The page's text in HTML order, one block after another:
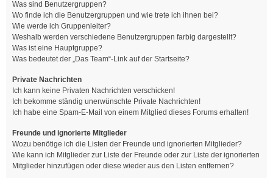
Was sind Benutzergruppen?
Wo finde ich die Benutzergruppen und wie trete ich ihnen bei?
Wie werde ich Gruppenleiter?
Weshalb werden verschiedene Benutzergruppen farbig dargestellt?
Was ist eine Hauptgruppe?
Was bedeutet der „Das Team“-Link auf der Startseite?
Private Nachrichten
Ich kann keine Privaten Nachrichten verschicken!
Ich bekomme ständig unerwünschte Private Nachrichten!
Ich habe eine Spam-E-Mail von einem Mitglied dieses Forums erhalten!
Freunde und ignorierte Mitglieder
Wozu benötige ich die Listen der Freunde und ignorierten Mitglieder?
Wie kann ich Mitglieder zur Liste der Freunde oder zur Liste der ignorierten
Mitglieder hinzufügen oder diese wieder aus den Listen entfernen?